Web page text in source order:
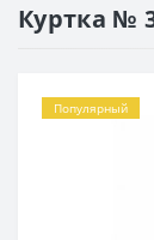
Куртка №
Популярный